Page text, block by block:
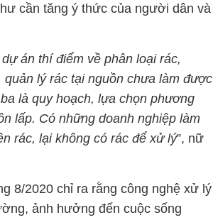
cần tăng ý thức của người dân và
án thí điểm về phân loại rác,
lý rác tại nguồn chưa làm được
là quy hoạch, lựa chọn phương
lấp. Có những doanh nghiệp làm
rác, lại không có rác để xử lý”, nữ
8/2020 chỉ ra rằng công nghệ xử lý
ảnh hưởng đến cuộc sống